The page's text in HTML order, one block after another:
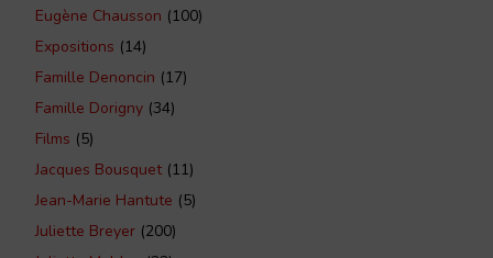
Eugène Chausson (100)
Expositions (14)
Famille Denoncin (17)
Famille Dorigny (34)
Films (5)
Jacques Bousquet(11)
Jean-Marie Hantute (5)
Juliette Breyer (200)